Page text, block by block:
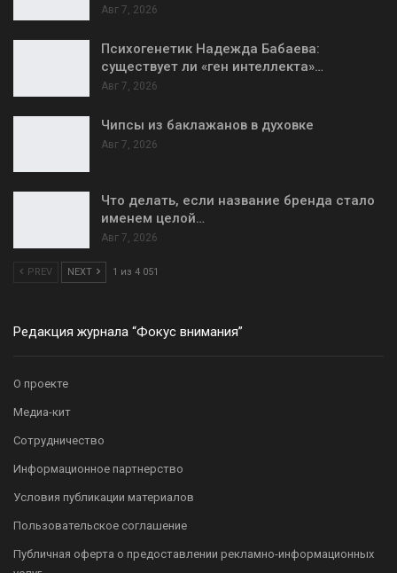
Авг 7, 2026
Психогенетик Надежда Бабаева:
существует ли «ген интеллекта»…
Авг 7, 2026
Чипсы из баклажанов в духовке
Авг 7, 2026
Что делать, если название бренда стало
именем целой…
Авг 7, 2026
PREV NEXT 1 из 4 051
Редакция журнала “Фокус внимания”
О проекте
Медиа-кит
Сотрудничество
Информационное партнерство
Условия публикации материалов
Пользовательское соглашение
Публичная оферта о предоставлении рекламно-информационных